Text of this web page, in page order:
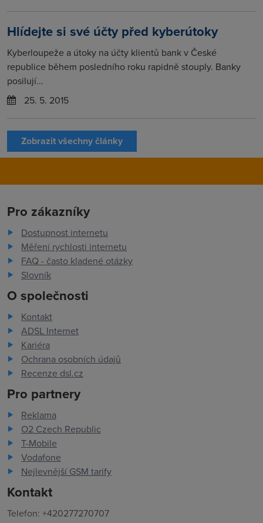
Hlídejte si své účty před kyberútoky
Kyberloupeže a útoky na účty klientů bank v České
republice během posledního roku rapidně stouply. Banky
posilují...
25. 5. 2015
Zobrazit všechny články
Pro zákazníky
Dostupnost internetu
Měření rychlosti internetu
FAQ - často kladené otázky
Slovník
O společnosti
Kontakt
ADSL Internet
Kariéra
Ochrana osobních údajů
Recenze dsl.cz
Pro partnery
Reklama
O2 Czech Republic
T-Mobile
Vodafone
Nejlevnější GSM tarify
Kontakt
Telefon: +420277270707